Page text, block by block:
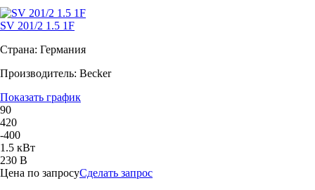
SV 201/2 1.5 1F
Страна: Германия
Производитель: Becker
Показать график
90
420
-400
1.5 кВт
230 В
Цена по запросуСделать запрос